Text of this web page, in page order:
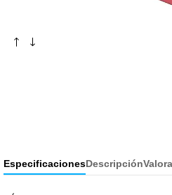
EspecificacionesDescripción